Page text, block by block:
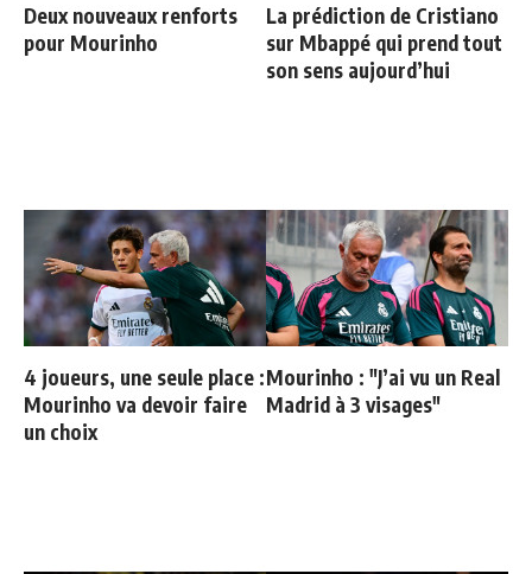
Deux nouveaux renforts
pour Mourinho
La prédiction de Cristiano
sur Mbappé qui prend tout
son sens aujourd’hui
4 joueurs, une seule place :
Mourinho va devoir faire
un choix
Mourinho : "J’ai vu un Real
Madrid à 3 visages"